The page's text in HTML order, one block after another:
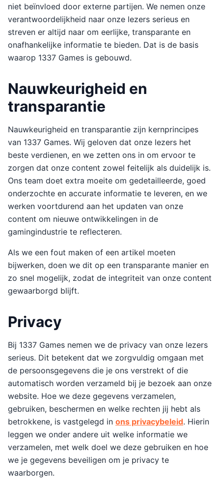
niet beïnvloed door externe partijen. We nemen onze
verantwoordelijkheid naar onze lezers serieus en
streven er altijd naar om eerlijke, transparante en
onafhankelijke informatie te bieden. Dat is de basis
waarop 1337 Games is gebouwd.
Nauwkeurigheid en
transparantie
Nauwkeurigheid en transparantie zijn kernprincipes
van 1337 Games. Wij geloven dat onze lezers het
beste verdienen, en we zetten ons in om ervoor te
zorgen dat onze content zowel feitelijk als duidelijk is.
Ons team doet extra moeite om gedetailleerde, goed
onderzochte en accurate informatie te leveren, en we
werken voortdurend aan het updaten van onze
content om nieuwe ontwikkelingen in de
gamingindustrie te reflecteren.
Als we een fout maken of een artikel moeten
bijwerken, doen we dit op een transparante manier en
zo snel mogelijk, zodat de integriteit van onze content
gewaarborgd blijft.
Privacy
Bij 1337 Games nemen we de privacy van onze lezers
serieus. Dit betekent dat we zorgvuldig omgaan met
de persoonsgegevens die je ons verstrekt of die
automatisch worden verzameld bij je bezoek aan onze
website. Hoe we deze gegevens verzamelen,
gebruiken, beschermen en welke rechten jij hebt als
betrokkene, is vastgelegd in ons privacybeleid. Hierin
leggen we onder andere uit welke informatie we
verzamelen, met welk doel we deze gebruiken en hoe
we je gegevens beveiligen om je privacy te
waarborgen.